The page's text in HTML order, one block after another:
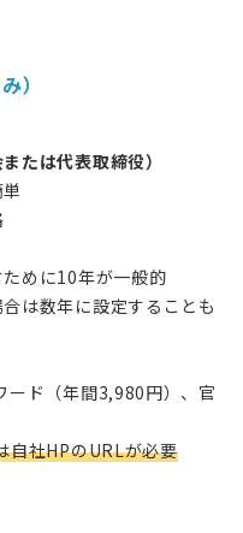
）
たは代表取締役）
めに10年が一般的
は数年に設定することも
ド（年間3,980円）、官
自社HPのURLが必要